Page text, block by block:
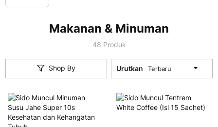
Makanan & Minuman
48 Produk
Shop By Urutkan